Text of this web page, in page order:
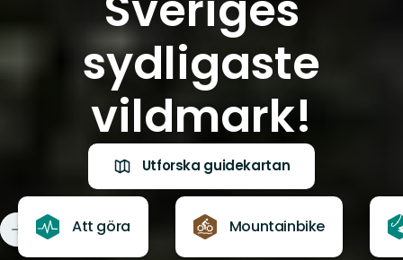
sydligaste
vildmark!
Utforska guidekartan
Att göra Mountainbike